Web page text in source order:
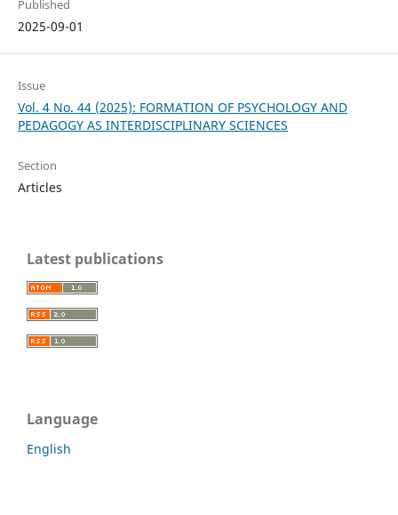
Published
2025-09-01
Issue
Vol. 4 No. 44 (2025): FORMATION OF PSYCHOLOGY AND
PEDAGOGY AS INTERDISCIPLINARY SCIENCES
Section
Articles
Latest publications
Language
English